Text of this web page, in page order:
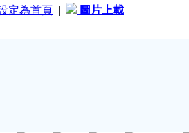
定為首頁 | 圖片上載